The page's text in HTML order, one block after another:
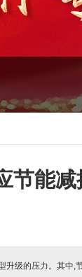
节能
升级的压力。其中